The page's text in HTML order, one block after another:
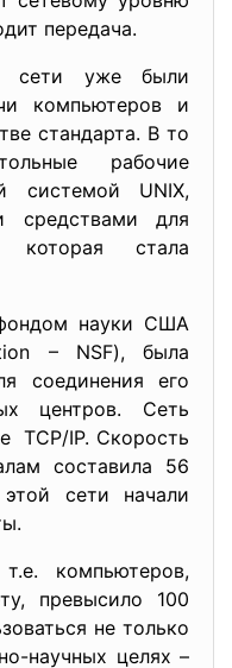
передача.
сети уже были
компьютеров и
стандарта. В то
рабочие
системой UNIX,
средствами для
стала
науки США
– NSF), была
соединения его
центров. Сеть
TCP/IP. Скорость
составила 56
сети начали
компьютеров,
превысило 100
не только
научных целях –